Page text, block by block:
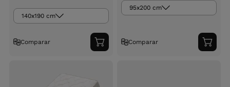
140x190 cm
Comparar
Adicionar
ao
95x200 cm
Comparar
ao